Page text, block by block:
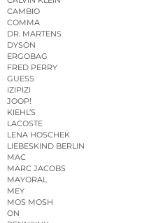
CAMBIO
COMMA
DR. MARTENS
DYSON
ERGOBAG
FRED PERRY
GUESS
IZIPIZI
JOOP!
KIEHL’S
LACOSTE
LENA HOSCHEK
LIEBESKIND BERLIN
MAC
MARC JACOBS
MAYORAL
MEY
MOS MOSH
ON